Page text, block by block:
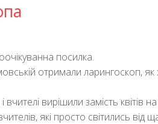
посилка.
отримали ларингоскоп,
вчителі вирішили замість квітів
які просто світились від